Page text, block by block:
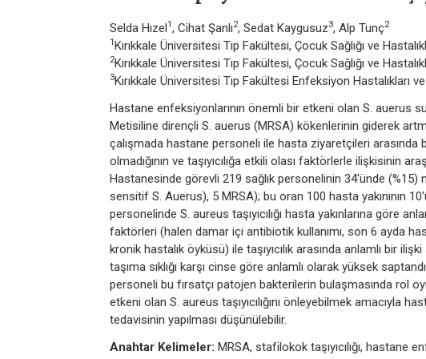
Selda Hızel1 , Cihat Şanlı2, Sedat Kaygusuz3, Alp Tunç2
1 Kırıkkale Üniversitesi Tıp Fakültesi, Çocuk Sağlığı ve
2Kırıkkale Üniversitesi Tıp Fakültesi, Çocuk Sağlığı ve
3Kırıkkale Üniversitesi Tıp Fakültesi Enfeksiyon Hastalıkları
Hastane enfeksiyonlarının önemli bir etkeni olan S. auerus
Metisiline dirençli S. auerus (MRSA) kökenlerinin giderek
çalışmada hastane personeli ile hasta ziyaretçileri arasında
olmadığının ve taşıyıcılığa etkili olası faktörlerle ilişkisinin
Hastanesinde görevli 219 sağlık personelinin 34'ünde (%15)
sensitif S. Auerus), 5 MRSA); bu oran 100 hasta yakınının
personelinde S. aureus taşıyıcılığı hasta yakınlarına göre
faktörleri (halen damar içi antibiotik kullanımı, son 6 ayda
kronik hastalık öyküsü) ile taşıyıcılık arasında anlamlı bir
taşıma sıklığı karşı cinse göre anlamlı olarak yüksek
personeli bu fırsatçı patojen bakterilerin bulaşmasında rol
etkeni olan S. aureus taşıyıcılığını önleyebilmek amacıyla
tedavisinin yapılması düşünülebilir.
Anahtar Kelimeler: MRSA, stafilokok taşıyıcılığı, hastane